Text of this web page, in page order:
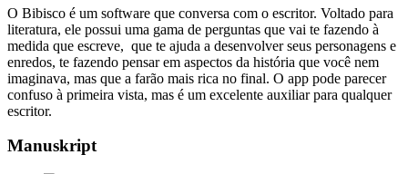
O Bibisco é um software que conversa com o escritor. Voltado para
literatura, ele possui uma gama de perguntas que vai te fazendo à
medida que escreve, que te ajuda a desenvolver seus personagens e
enredos, te fazendo pensar em aspectos da história que você nem
imaginava, mas que a farão mais rica no final. O app pode parecer
confuso à primeira vista, mas é um excelente auxiliar para qualquer
escritor.
Manuskript